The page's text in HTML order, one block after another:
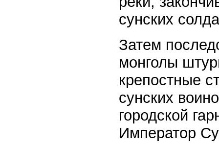
сунских
Затем
монголы
крепостные
сунских
городской
Император